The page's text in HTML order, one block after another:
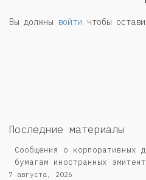
Вы должны войти чтобы
Последние материалы
Сообщения о корпоративных
бумагам иностранных
7 августа, 2026